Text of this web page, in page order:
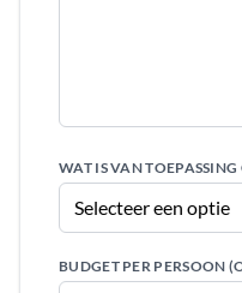
WAT IS VAN
BUDGET PER PERSOON